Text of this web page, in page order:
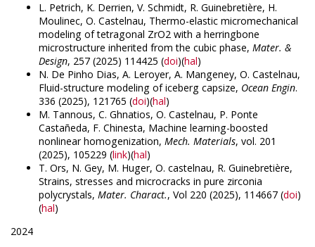
L. Petrich, K. Derrien, V. Schmidt, R. Guinebretière, H.
Moulinec, O. Castelnau, Thermo-elastic micromechanical
modeling of tetragonal ZrO2 with a herringbone
microstructure inherited from the cubic phase, Mater. &
Design, 257 (2025) 114425 (doi)(hal)
N. De Pinho Dias, A. Leroyer, A. Mangeney, O. Castelnau,
Fluid-structure modeling of iceberg capsize, Ocean Engin.
336 (2025), 121765 (doi)(hal)
M. Tannous, C. Ghnatios, O. Castelnau, P. Ponte
Castañeda, F. Chinesta, Machine learning-boosted
nonlinear homogenization, Mech. Materials, vol. 201
(2025), 105229 (link)(hal)
T. Ors, N. Gey, M. Huger, O. castelnau, R. Guinebretière,
Strains, stresses and microcracks in pure zirconia
polycrystals, Mater. Charact., Vol 220 (2025), 114667 (doi)
(hal)
2024